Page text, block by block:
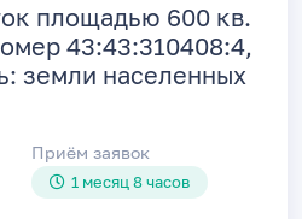
площадью 600 кв.
43:43:310408:4,
земли населенных
Приём заявок
1 месяц 8 часов